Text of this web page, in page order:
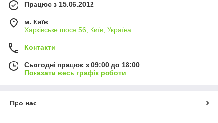
Працює з 15.06.2012
м. Київ
Харківське шосе 56, Київ, Україна
Контакти
Сьогодні працює з 09:00 до 18:00
Показати весь графік роботи
Про нас